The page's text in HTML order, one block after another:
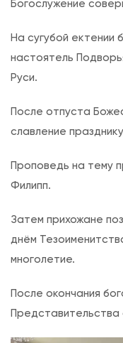
д
е
6
-
П
я
д
е
с
Богослужение
На сугубой ектении
настоятель
Руси.
После отпуста
славление
Проповедь на тему
Филипп.
Затем прихожане
днём
многолетие.
После окончания
Представительства